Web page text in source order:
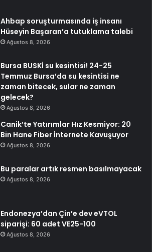
Ahbap soruşturmasında iş insanı
Hüseyin Başaran’a tutuklama talebi
Ağustos 8, 2026
Bursa BUSKİ su kesintisi! 24-25
Temmuz Bursa’da su kesintisi ne
zaman bitecek, sular ne zaman
gelecek?
Ağustos 8, 2026
Canik’te Yatırımlar Hız Kesmiyor: 20
Bin Hane Fiber İnternete Kavuşuyor
Ağustos 8, 2026
Bu paralar artık resmen basılmayacak
Ağustos 8, 2026
Endonezya’dan Çin’e dev eVTOL
siparişi: 60 adet VE25-100
Ağustos 8, 2026